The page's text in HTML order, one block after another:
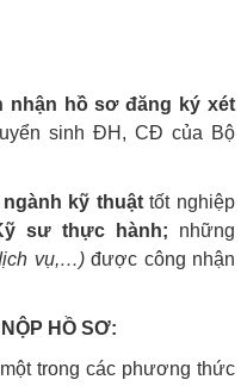
nhận hồ sơ đăng ký xét
sinh ĐH, CĐ của Bộ
kỹ thuật tốt nghiệp
sư thực hành; những
vụ,…)được công nhận
HỒ SƠ:
trong các phương thức